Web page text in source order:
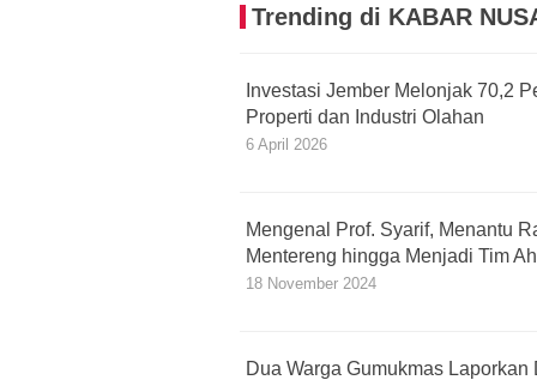
Trending di KABAR
Investasi Jember Melonjak 70,2
Properti dan Industri Olahan
6 April 2026
Mengenal Prof. Syarif, Menantu
Mentereng hingga Menjadi Tim
18 November 2024
Dua Warga Gumukmas